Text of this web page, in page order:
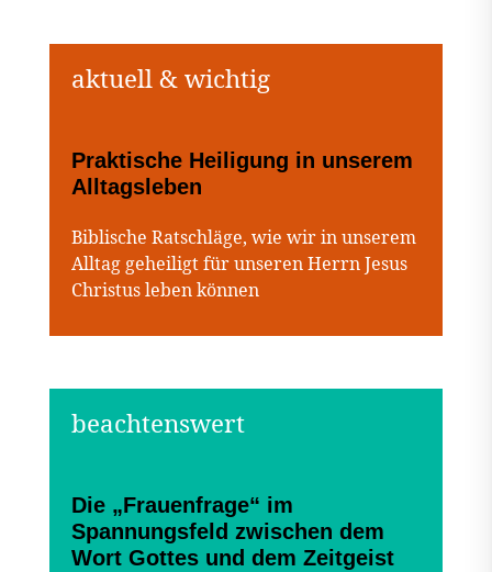
Praktische Heiligung in unserem
Alltagsleben
Biblische Ratschläge, wie wir in unserem
Alltag geheiligt für unseren Herrn Jesus
Christus leben können
Die „Frauenfrage“ im
Spannungsfeld zwischen dem
Wort Gottes und dem Zeitgeist